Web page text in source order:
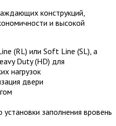
конструкций,
и высокой
(RL) или Soft Line (SL), а
Duty (HD) для
нагрузок
двери
заполнения вровень